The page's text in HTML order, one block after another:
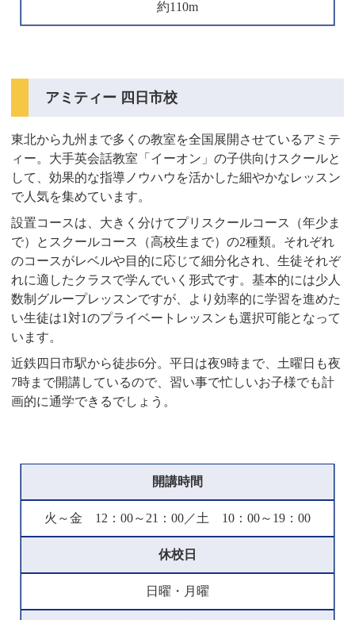
約110m
アミティー 四日市校
東北から九州まで多くの教室を全国展開させているアミテ
ィー。大手英会話教室「イーオン」の子供向けスクールと
して、効果的な指導ノウハウを活かした細やかなレッスン
で人気を集めています。
設置コースは、大きく分けてプリスクールコース（年少ま
で）とスクールコース（高校生まで）の2種類。それぞれ
のコースがレベルや目的に応じて細分化され、生徒それぞ
れに適したクラスで学んでいく形式です。基本的には少人
数制グループレッスンですが、より効率的に学習を進めた
い生徒は1対1のプライベートレッスンも選択可能となって
います。
近鉄四日市駅から徒歩6分。平日は夜9時まで、土曜日も夜
7時まで開講しているので、習い事で忙しいお子様でも計
画的に通学できるでしょう。
開講時間
火～金 12：00～21：00／土 10：00～19：00
休校日
日曜・月曜